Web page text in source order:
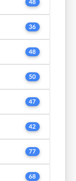
48
36
48
50
47
42
77
68